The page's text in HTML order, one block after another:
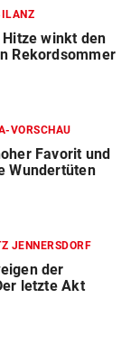
Hitze winkt den
Rekordsommer
VORSCHAU
Favorit und
Wundertüten
JENNERSDORF
der
letzte Akt